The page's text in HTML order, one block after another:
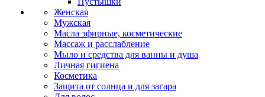
Женская
Мужская
Масла эфирные, косметические
Массаж и расслабление
Мыло и средства для ванны и душа
Личная гигиена
Косметика
Защита от солнца и для загара